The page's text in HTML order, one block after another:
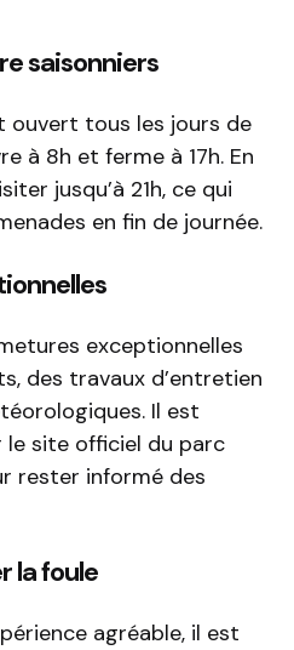
saisonniers
ouvert tous les jours de
à 8h et ferme à 17h. En
jusqu’à 21h, ce qui
en fin de journée.
exceptionnelles
des travaux d’entretien
Il est
le site officiel du parc
rester informé des
la foule
agréable, il est